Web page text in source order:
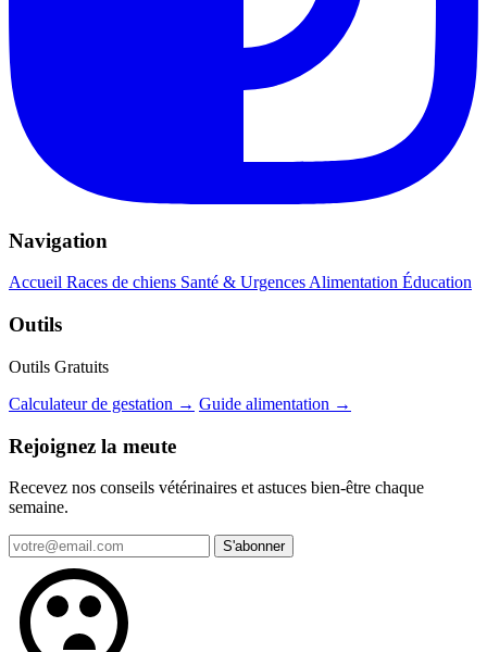
Navigation
Accueil Races de chiens Santé & Urgences Alimentation Éducation
Outils
Outils Gratuits
Calculateur de gestation → Guide alimentation →
Rejoignez la meute
Recevez nos conseils vétérinaires et astuces bien-être chaque
semaine.
S'abonner